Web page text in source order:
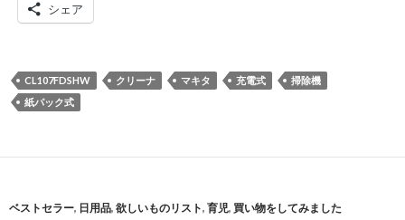
シェア
CL107FDSHW クリーナ マキタ 充電式
掃除機
紙パック式
ベストセラー, 日用品, 欲しいものリスト, 育児, 買い物をしてみました